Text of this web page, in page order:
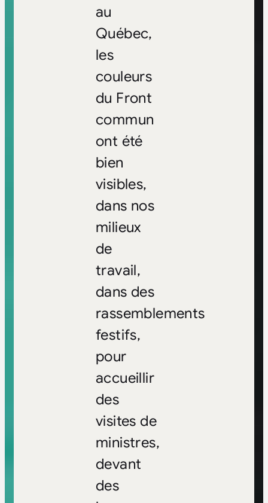
au
Québec,
les
couleurs
du Front
commun
ont été
bien
visibles,
dans nos
milieux
de
travail,
dans des
rassemblements
festifs,
pour
accueillir
des
visites de
ministres,
devant
des